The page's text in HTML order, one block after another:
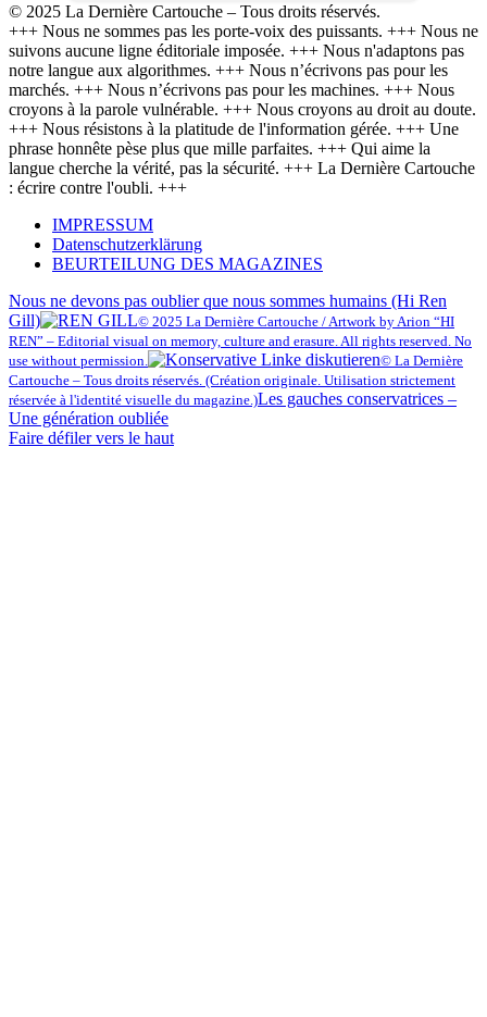
© 2025 La Dernière Cartouche – Tous droits réservés.
+++ Nous ne sommes pas les porte-voix des puissants. +++ Nous ne
suivons aucune ligne éditoriale imposée. +++ Nous n'adaptons pas
notre langue aux algorithmes. +++ Nous n’écrivons pas pour les
marchés. +++ Nous n’écrivons pas pour les machines. +++ Nous
croyons à la parole vulnérable. +++ Nous croyons au droit au doute.
+++ Nous résistons à la platitude de l'information gérée. +++ Une
phrase honnête pèse plus que mille parfaites. +++ Qui aime la
langue cherche la vérité, pas la sécurité. +++ La Dernière Cartouche
: écrire contre l'oubli. +++
IMPRESSUM
Datenschutzerklärung
BEURTEILUNG DES MAGAZINES
Nous ne devons pas oublier que nous sommes humains (Hi Ren
Gill)
© 2025 La Dernière Cartouche / Artwork by Arion “HI
REN” – Editorial visual on memory, culture and erasure. All rights reserved. No
use without permission.
© La Dernière
Cartouche – Tous droits réservés. (Création originale. Utilisation strictement
réservée à l'identité visuelle du magazine.)Les gauches conservatrices –
Une génération oubliée
Faire défiler vers le haut